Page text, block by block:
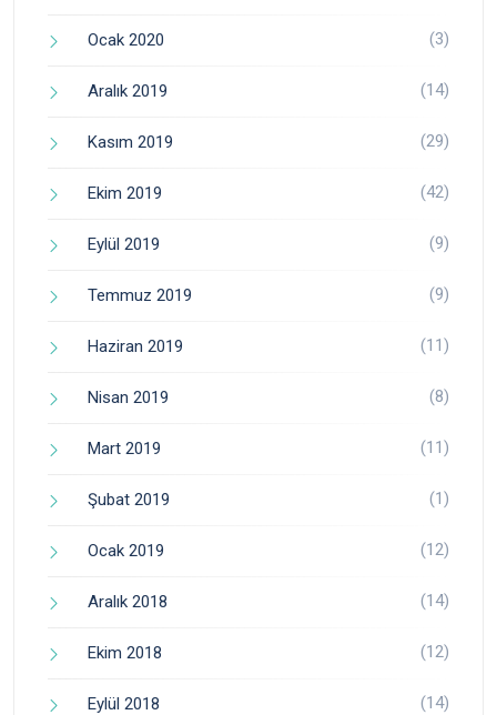
Ocak 2020 (3)
Aralık 2019 (14)
Kasım 2019 (29)
Ekim 2019 (42)
Eylül 2019 (9)
Temmuz 2019 (9)
Haziran 2019 (11)
Nisan 2019 (8)
Mart 2019 (11)
Şubat 2019 (1)
Ocak 2019 (12)
Aralık 2018 (14)
Ekim 2018 (12)
Eylül 2018 (14)